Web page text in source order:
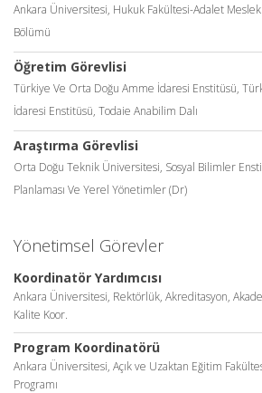
Ankara Üniversitesi, Hukuk Fakültesi-Adalet
Bölümü
Öğretim Görevlisi
Türkiye Ve Orta Doğu Amme İdaresi Enstitüsü,
İdaresi Enstitüsü, Todaie Anabilim Dalı
Araştırma Görevlisi
Orta Doğu Teknik Üniversitesi, Sosyal Bilimler
Planlaması Ve Yerel Yönetimler (Dr)
Yönetimsel Görevler
Koordinatör Yardımcısı
Ankara Üniversitesi, Rektörlük, Akreditasyon,
Kalite Koor.
Program Koordinatörü
Ankara Üniversitesi, Açık ve Uzaktan Eğitim
Programı